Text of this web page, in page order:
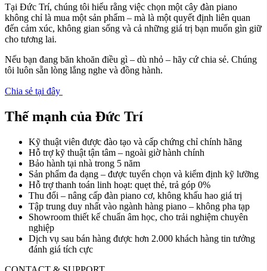
Tại Đức Trí, chúng tôi hiểu rằng việc chọn một cây đàn piano
không chỉ là mua một sản phẩm – mà là một quyết định liên quan
đến cảm xúc, không gian sống và cả những giá trị bạn muốn gìn giữ
cho tương lai.
Nếu bạn đang băn khoăn điều gì – dù nhỏ – hãy cứ chia sẻ. Chúng
tôi luôn sẵn lòng lắng nghe và đồng hành.
Chia sẻ tại đây
Thế mạnh của Đức Trí
Kỹ thuật viên được đào tạo và cấp chứng chỉ chính hãng
Hỗ trợ kỹ thuật tận tâm – ngoài giờ hành chính
Bảo hành tại nhà trong 5 năm
Sản phẩm đa dạng – được tuyển chọn và kiểm định kỹ lưỡng
Hỗ trợ thanh toán linh hoạt: quẹt thẻ, trả góp 0%
Thu đổi – nâng cấp đàn piano cơ, không khấu hao giá trị
Tập trung duy nhất vào ngành hàng piano – không pha tạp
Showroom thiết kế chuẩn âm học, cho trải nghiệm chuyên
nghiệp
Dịch vụ sau bán hàng được hơn 2.000 khách hàng tin tưởng
đánh giá tích cực